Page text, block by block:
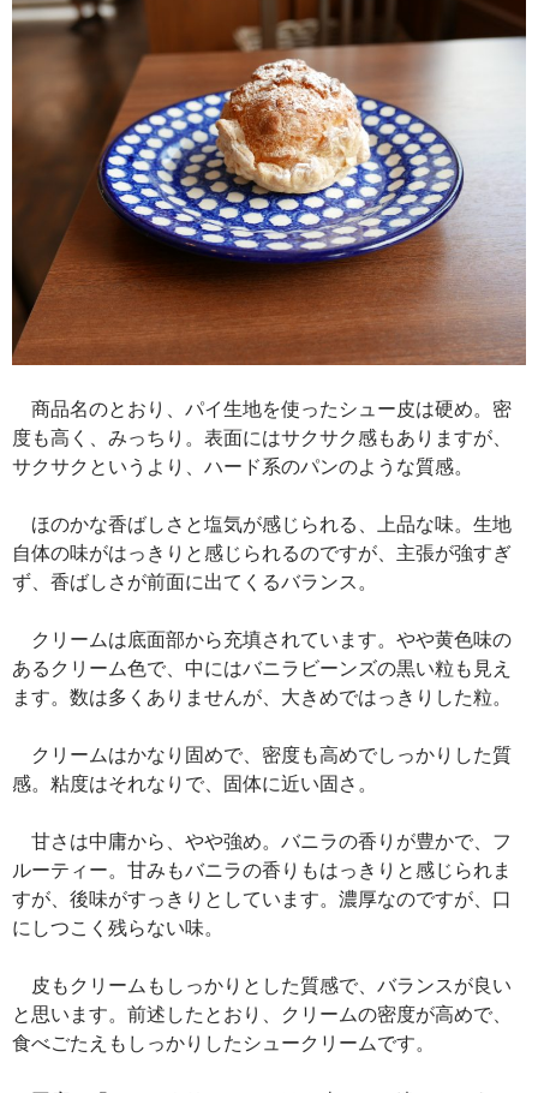
商品名のとおり、パイ生地を使ったシュー皮は硬め。密
度も高く、みっちり。表面にはサクサク感もありますが、
サクサクというより、ハード系のパンのような質感。
ほのかな香ばしさと塩気が感じられる、上品な味。生地
自体の味がはっきりと感じられるのですが、主張が強すぎ
ず、香ばしさが前面に出てくるバランス。
クリームは底面部から充填されています。やや黄色味の
あるクリーム色で、中にはバニラビーンズの黒い粒も見え
ます。数は多くありませんが、大きめではっきりした粒。
クリームはかなり固めで、密度も高めでしっかりした質
感。粘度はそれなりで、固体に近い固さ。
甘さは中庸から、やや強め。バニラの香りが豊かで、フ
ルーティー。甘みもバニラの香りもはっきりと感じられま
すが、後味がすっきりとしています。濃厚なのですが、口
にしつこく残らない味。
皮もクリームもしっかりとした質感で、バランスが良い
と思います。前述したとおり、クリームの密度が高めで、
食べごたえもしっかりしたシュークリームです。